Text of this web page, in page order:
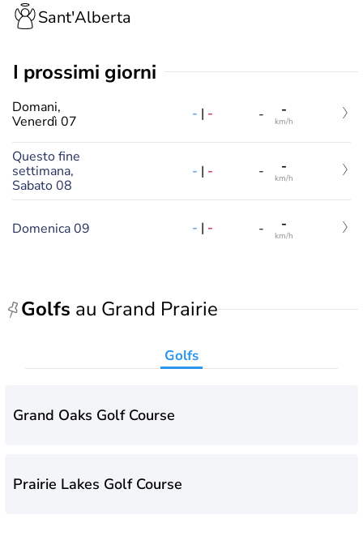
Sant'Alberta
i prossimi giorni
Domani,
Venerdì 07
- | - - -
km/h
Questo fine
settimana,
Sabato 08
- | - - -
km/h
Domenica 09 - | - - -
km/h
Golfs au Grand Prairie
Golfs
Grand Oaks Golf Course
Prairie Lakes Golf Course